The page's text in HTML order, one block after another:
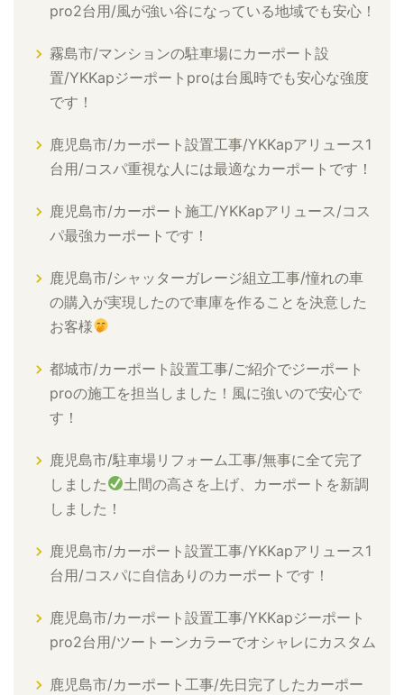
pro2台用/風が強い谷になっている地域でも安心！
霧島市/マンションの駐車場にカーポート設
置/YKKapジーポートproは台風時でも安心な強度
です！
鹿児島市/カーポート設置工事/YKKapアリュース1
台用/コスパ重視な人には最適なカーポートです！
鹿児島市/カーポート施工/YKKapアリュース/コス
パ最強カーポートです！
鹿児島市/シャッターガレージ組立工事/憧れの車
の購入が実現したので車庫を作ることを決意した
お客様
都城市/カーポート設置工事/ご紹介でジーポート
proの施工を担当しました！風に強いので安心で
す！
鹿児島市/駐車場リフォーム工事/無事に全て完了
しました
土間の高さを上げ、カーポートを新調
しました！
鹿児島市/カーポート設置工事/YKKapアリュース1
台用/コスパに自信ありのカーポートです！
鹿児島市/カーポート設置工事/YKKapジーポート
pro2台用/ツートーンカラーでオシャレにカスタム
鹿児島市/カーポート工事/先日完了したカーポー